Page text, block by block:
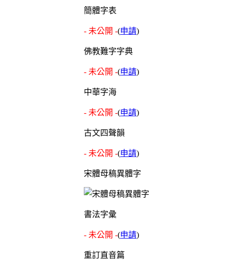
簡體字表
- 未公開 -(申請)
佛教難字字典
- 未公開 -(申請)
中華字海
- 未公開 -(申請)
古文四聲韻
- 未公開 -(申請)
宋體母稿異體字
書法字彙
- 未公開 -(申請)
重訂直音篇